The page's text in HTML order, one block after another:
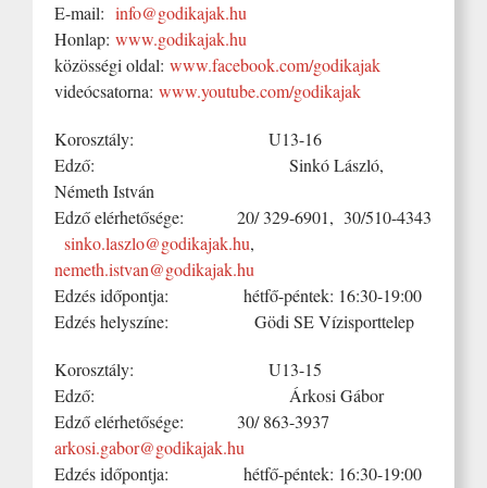
E-mail: info@godikajak.hu
Honlap: www.godikajak.hu
közösségi oldal: www.facebook.com/godikajak
videócsatorna: www.youtube.com/godikajak
Korosztály: U13-16
Edző: Sinkó László,
Németh István
Edző elérhetősége: 20/ 329-6901, 30/510-4343
sinko.laszlo@godikajak.hu,
nemeth.istvan@godikajak.hu
Edzés időpontja: hétfő-péntek: 16:30-19:00
Edzés helyszíne: Gödi SE Vízisporttelep
Korosztály: U13-15
Edző: Árkosi Gábor
Edző elérhetősége: 30/ 863-3937
arkosi.gabor@godikajak.hu
Edzés időpontja: hétfő-péntek: 16:30-19:00